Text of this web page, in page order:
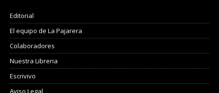
Editorial
El equipo de La Pajarera
Colaboradores
Nuestra Libreria
Escrivivo
Aviso Legal